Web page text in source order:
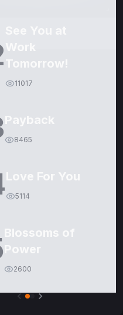
Work
Tomorrow!
11017
Payback
8465
Love For You
5114
Blossoms of
Power
2600